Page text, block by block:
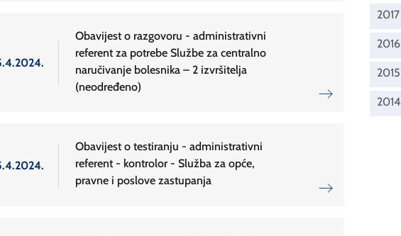
Obavijest o razgovoru - administrativni
referent za potrebe Službe za centralno
naručivanje bolesnika – 2 izvršitelja
(neodređeno)
Obavijest o testiranju - administrativni
referent - kontrolor - Služba za opće,
pravne i poslove zastupanja
2017
2016
2015
2014